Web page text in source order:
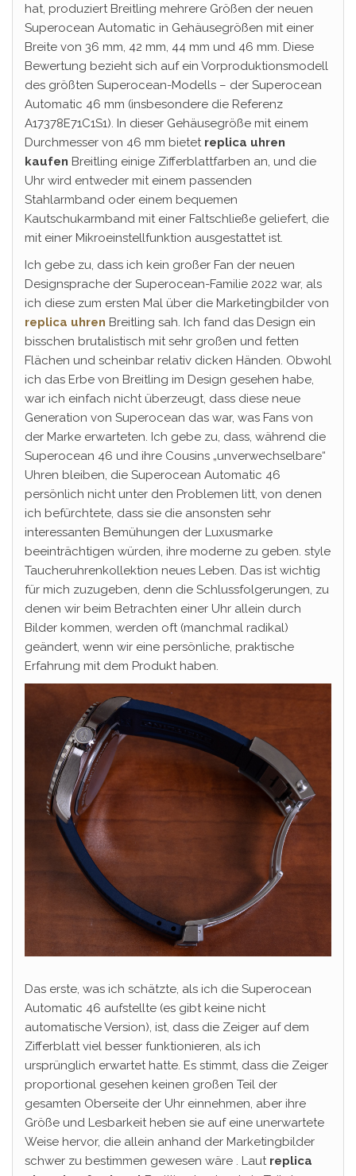
hat, produziert Breitling mehrere Größen der neuen
Superocean Automatic in Gehäusegrößen mit einer
Breite von 36 mm, 42 mm, 44 mm und 46 mm. Diese
Bewertung bezieht sich auf ein Vorproduktionsmodell
des größten Superocean-Modells – der Superocean
Automatic 46 mm (insbesondere die Referenz
A17378E71C1S1). In dieser Gehäusegröße mit einem
Durchmesser von 46 mm bietet replica uhren
kaufen Breitling einige Zifferblattfarben an, und die
Uhr wird entweder mit einem passenden
Stahlarmband oder einem bequemen
Kautschukarmband mit einer Faltschließe geliefert, die
mit einer Mikroeinstellfunktion ausgestattet ist.
Ich gebe zu, dass ich kein großer Fan der neuen
Designsprache der Superocean-Familie 2022 war, als
ich diese zum ersten Mal über die Marketingbilder von
replica uhren Breitling sah. Ich fand das Design ein
bisschen brutalistisch mit sehr großen und fetten
Flächen und scheinbar relativ dicken Händen. Obwohl
ich das Erbe von Breitling im Design gesehen habe,
war ich einfach nicht überzeugt, dass diese neue
Generation von Superocean das war, was Fans von
der Marke erwarteten. Ich gebe zu, dass, während die
Superocean 46 und ihre Cousins ​​„unverwechselbare“
Uhren bleiben, die Superocean Automatic 46
persönlich nicht unter den Problemen litt, von denen
ich befürchtete, dass sie die ansonsten sehr
interessanten Bemühungen der Luxusmarke
beeinträchtigen würden, ihre moderne zu geben. style
Taucheruhrenkollektion neues Leben. Das ist wichtig
für mich zuzugeben, denn die Schlussfolgerungen, zu
denen wir beim Betrachten einer Uhr allein durch
Bilder kommen, werden oft (manchmal radikal)
geändert, wenn wir eine persönliche, praktische
Erfahrung mit dem Produkt haben.
Das erste, was ich schätzte, als ich die Superocean
Automatic 46 aufstellte (es gibt keine nicht
automatische Version), ist, dass die Zeiger auf dem
Zifferblatt viel besser funktionieren, als ich
ursprünglich erwartet hatte. Es stimmt, dass die Zeiger
proportional gesehen keinen großen Teil der
gesamten Oberseite der Uhr einnehmen, aber ihre
Größe und Lesbarkeit heben sie auf eine unerwartete
Weise hervor, die allein anhand der Marketingbilder
schwer zu bestimmen gewesen wäre . Laut replica